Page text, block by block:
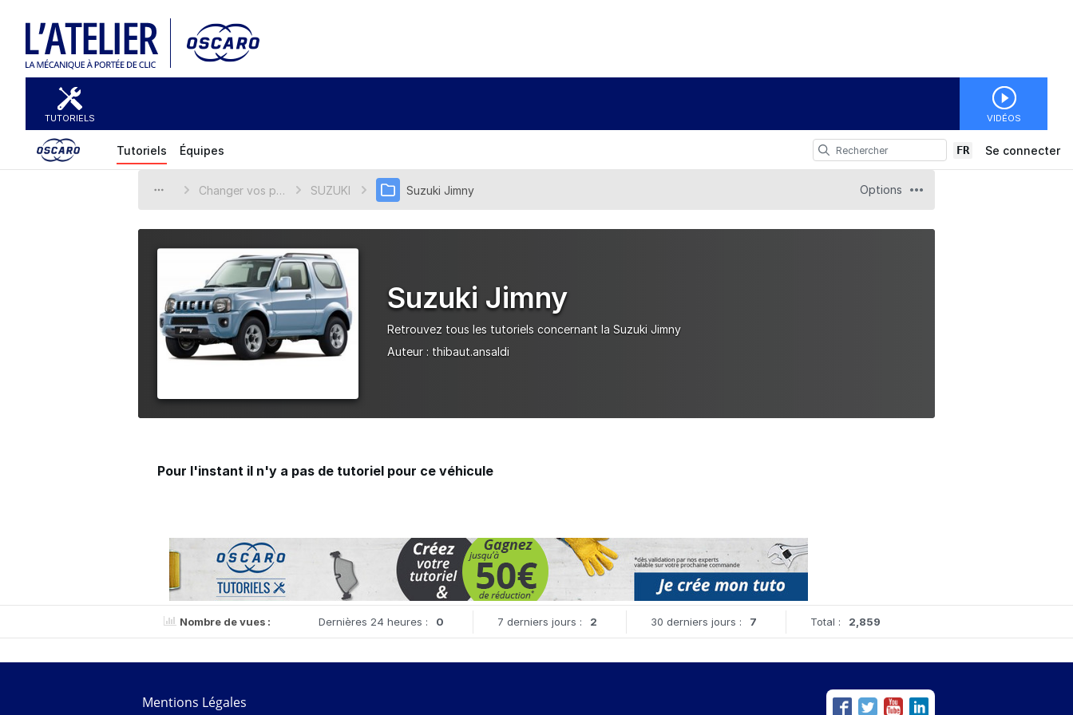
TUTORIELS VIDÉOS
Tutoriels Équipes FR Se connecter
Changer vos pièces automobiles SUZUKI Suzuki Jimny Options
Suzuki Jimny
Retrouvez tous les tutoriels concernant la Suzuki Jimny
Auteur : thibaut.ansaldi
Pour l'instant il n'y a pas de tutoriel pour ce véhicule
Nombre de vues : Dernières 24 heures : 0 7 derniers jours : 2 30 derniers jours : 7 Total : 2,859
Mentions Légales